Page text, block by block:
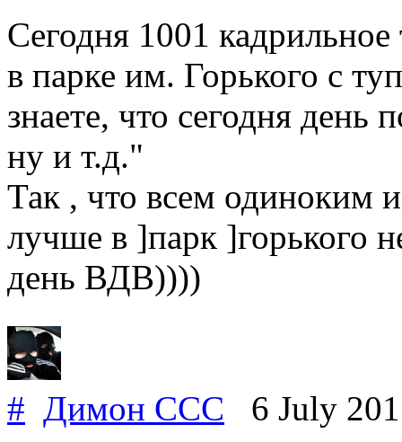
Сегодня 1001 кадрильное
в парке им. Горького с
знаете, что сегодня день
ну и т.д."
Так , что всем одиноким
лучше в ]парк ]горького
день ВДВ))))
# Димон ССС 6 July